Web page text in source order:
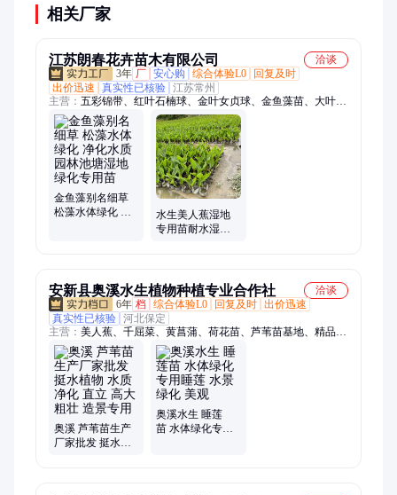
相关厂家
江苏朗春花卉苗木有限公司
洽谈
3年 厂 安心购 综合体验L0
回复及时
出价迅速
真实性已核验 江苏常州
主营： 五彩锦带、红叶石楠球、金叶女贞球、金鱼藻苗、大叶黄
杨球、卫矛球、金边黄杨、龟甲冬青、法国冬青、蜀桧、亮晶女
贞、罗汉松、造型女贞、草坪、麦冬草、彩叶草、金森女贞球、
藤本月季、欧洲月季、直立冬青、石榴、凌霄
金鱼藻别名细草
松藻水体绿化 净
水生美人蕉湿地
专用苗耐水湿易
安新县奥溪水生植物种植专业合作社
洽谈
6年 档 综合体验L0 回复及时 出价迅速
真实性已核验 河北保定
主营： 美人蕉、千屈菜、黄菖蒲、荷花苗、芦苇苗基地、精品荷
花苗、香蒲小苗、睡莲苗、沉水植物、人工浮岛、盆栽荷花、水
生鸢尾、眼子菜基地、眼子菜、挺水植物、美人蕉基地、苦草、
再力花、生态浮岛
奥溪 芦苇苗生产
厂家批发 挺水植
奥溪水生 睡莲
苗 水体绿化专用